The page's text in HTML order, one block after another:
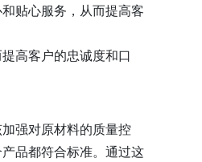
贴心服务，从而提高客
高客户的忠诚度和口
强对原材料的质量控
品都符合标准。通过这